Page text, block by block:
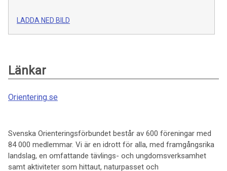
LADDA NED BILD
Länkar
Orientering.se
Svenska Orienteringsförbundet består av 600 föreningar med
84 000 medlemmar. Vi är en idrott för alla, med framgångsrika
landslag, en omfattande tävlings- och ungdomsverksamhet
samt aktiviteter som hittaut, naturpasset och